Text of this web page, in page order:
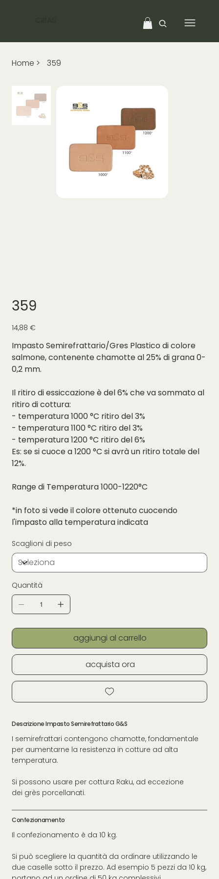
Home > 359
359
Prezzo
14,88 €
Impasto Semirefrattario/Gres Plastico di colore
salmone, contenente chamotte al 25% di grana 0-
0,2 mm.
Il ritiro di essiccazione è del 6% che va sommato al
ritiro di cottura:
- temperatura 1000 °C ritiro del 3%
- temperatura 1100 °C ritiro del 3%
- temperatura 1200 °C ritiro del 6%
Es: se si cuoce a 1200 °C si avrà un ritiro totale del
12%.
Range di Temperatura 1000-1220°C
*in foto si vede il colore ottenuto cuocendo
l'impasto alla temperatura indicata
Scaglioni di peso
Quantità
aggiungi al carrello
acquista ora
Descrizione Impasto Semirefrattario G&S
I semirefrattari contengono chamotte, fondamentale
per aumentarne la resistenza in cotture ad alta
temperatura.
Si possono usare per cottura Raku, ad eccezione
dei grès porcellanati.
Confezionamento
Il confezionamento è da 10 kg.
Si può scegliere la quantità da ordinare utilizzando le
due caselle sotto il prezzo. Ad esempio 5 pezzi da 10 kg,